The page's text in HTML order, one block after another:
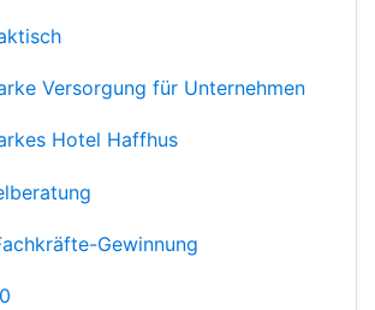
Versorgung für Unternehmen
Hotel Haffhus
Gewinnung